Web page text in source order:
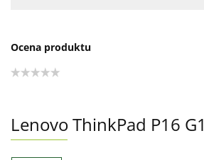
Ocena produktu
Lenovo ThinkPad P16 G1